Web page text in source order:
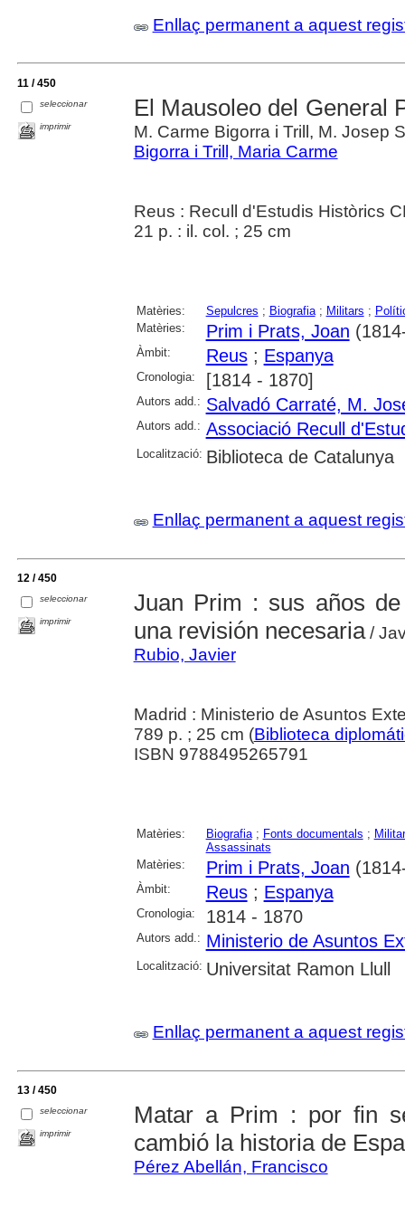
Enllaç permanent a aquest
11 / 450
seleccionar
imprimir
El Mausoleo del General
M. Carme Bigorra i Trill, M. Josep
Bigorra i Trill, Maria Carme
Reus : Recull d'Estudis Històrics
21 p. : il. col. ; 25 cm
Matèries: Sepulcres ; Biografia; Militars ;
Matèries:
Prim i Prats, Joan
Àmbit: Reus; Espanya
Cronologia: [1814 - 1870]
Autors add.: Salvadó Carraté, M.
Autors add.: Associació Recull
Localització: Biblioteca de Catalunya
Enllaç permanent a aquest
12 / 450
seleccionar
imprimir
Juan Prim : sus años
una revisión necesaria/
Rubio, Javier
Madrid : Ministerio de Asuntos
789 p. ; 25 cm (Biblioteca
ISBN 9788495265791
Matèries: Biografia; Fonts documentals ;
Assassinats
Matèries:
Prim i Prats, Joan
Àmbit: Reus; Espanya
Cronologia: 1814 - 1870
Autors add.: Ministerio de Asuntos
Localització: Universitat Ramon Llull
Enllaç permanent a aquest
13 / 450
seleccionar
imprimir
Matar a Prim : por fin
cambió la historia de
Pérez Abellán, Francisco